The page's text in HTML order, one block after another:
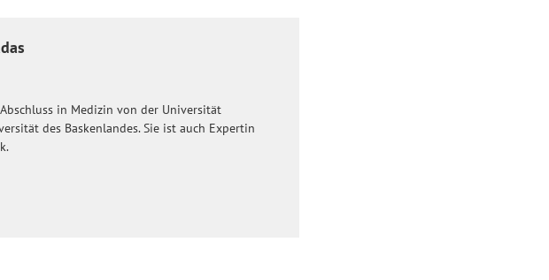
in Medizin von der Universität
des Baskenlandes. Sie ist auch Expertin